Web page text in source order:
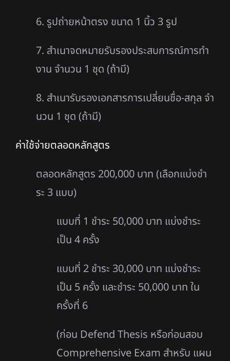
6. รูปถ่ายหน้าตรง ขนาด 1 นิ้ว 3 รูป
7. สําเนาจดหมายรับรองประสบการณ์การทํา
งาน จํานวน 1 ชุด (ถ้ามี)
8. สําเนารับรองเอกสารการเปลี่ยนชื่อ-สกุล จํา
นวน 1 ชุด (ถ้ามี)
ค่าใช้จ่ายตลอดหลักสูตร
ตลอดหลักสูตร 200,000 บาท (เลือกแบ่งชํา
ระ 3 แบบ)
แบบที่ 1 ชําระ 50,000 บาท แบ่งชําระ
เป็น 4 ครั้ง
แบบที่ 2 ชําระ 30,000 บาท แบ่งชําระ
เป็น 5 ครั้ง และชําระ 50,000 บาท ใน
ครั้งที่ 6
(ก่อน Defend Thesis หรือก่อนสอบ
Comprehensive Exam สําหรับ แผน